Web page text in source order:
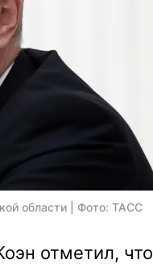
области | Фото: ТАСС
отметил, что